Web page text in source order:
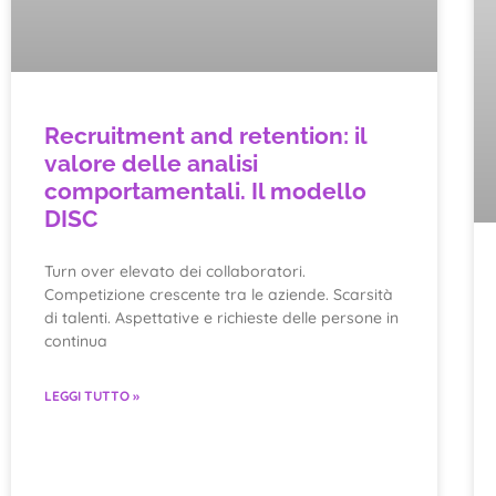
Recruitment and retention: il
valore delle analisi
comportamentali. Il modello
DISC
Turn over elevato dei collaboratori.
Competizione crescente tra le aziende. Scarsità
di talenti. Aspettative e richieste delle persone in
continua
LEGGI TUTTO »